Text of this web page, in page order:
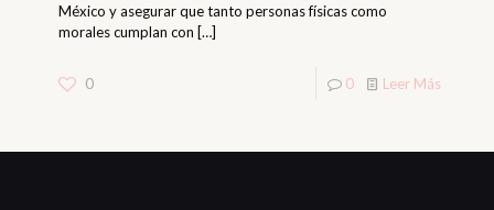
México y asegurar que tanto personas físicas como
morales cumplan con […]
0 0 Leer Más